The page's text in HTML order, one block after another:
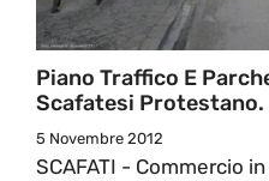
Piano Traffico E
Scafatesi Protestano.
5 Novembre 2012
SCAFATI - Commercio